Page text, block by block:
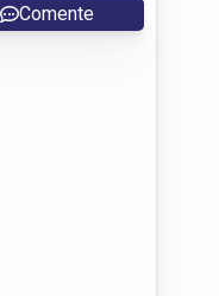
Comente